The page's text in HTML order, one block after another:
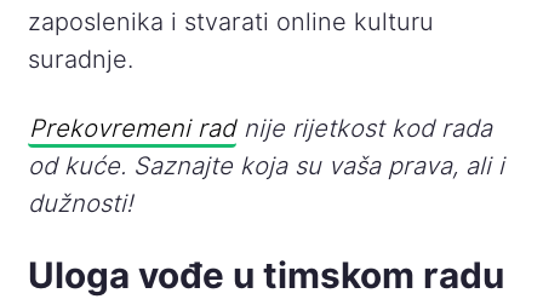
zaposlenika i stvarati online kulturu
suradnje.
Prekovremeni radnije rijetkost kod rada
od kuće. Saznajte koja su vaša prava, ali i
dužnosti!
Uloga vođe u timskom radu